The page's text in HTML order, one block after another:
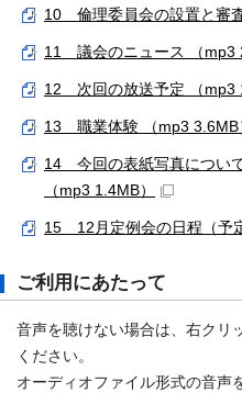
10 倫理委員会の設置と審
11 議会のニュース （mp3
12 次回の放送予定 （mp3
13 職業体験 （mp3 3.6MB
14 今回の表紙写真につい
（mp3 1.4MB）
15 12月定例会の日程（予
ご利用にあたって
音声を聴けない場合は、右クリ
ください。
オーディオファイル形式の音声